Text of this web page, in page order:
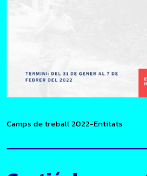
Camps de treball 2022-Entitats